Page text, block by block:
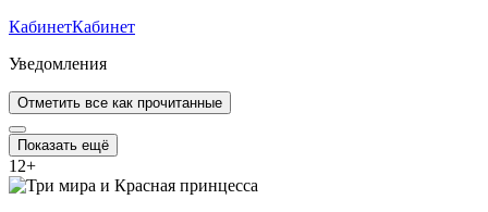
КабинетКабинет
Уведомления
Отметить все как прочитанные
Показать ещё
12+